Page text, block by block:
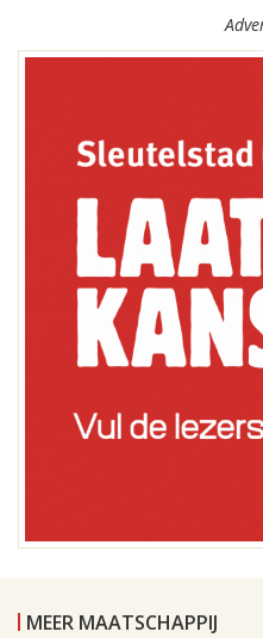
MEER MAATSCHAPPIJ